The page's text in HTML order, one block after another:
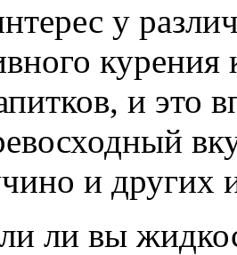
у
и это
и других
ли вы